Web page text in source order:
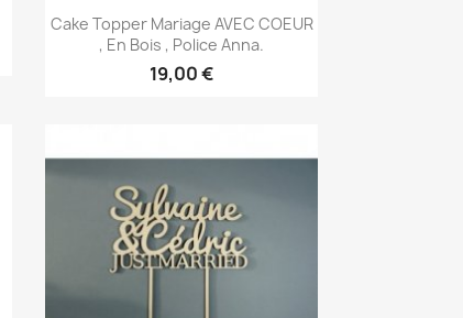
Aperçu rapide
Cake Topper Mariage AVEC COEUR
, En Bois , Police Anna.
19,00 €